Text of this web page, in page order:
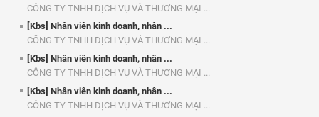
CÔNG TY TNHH DỊCH VỤ VÀ THƯƠNG MẠI ...
[Kbs] Nhân viên kinh doanh, nhân ...
CÔNG TY TNHH DỊCH VỤ VÀ THƯƠNG MẠI ...
[Kbs] Nhân viên kinh doanh, nhân ...
CÔNG TY TNHH DỊCH VỤ VÀ THƯƠNG MẠI ...
[Kbs] Nhân viên kinh doanh, nhân ...
CÔNG TY TNHH DỊCH VỤ VÀ THƯƠNG MẠI ...